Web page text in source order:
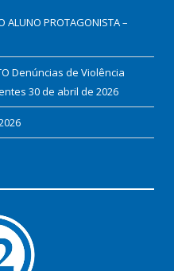
ALUNO PROTAGONISTA –
Denúncias de Violência
30 de abril de 2026